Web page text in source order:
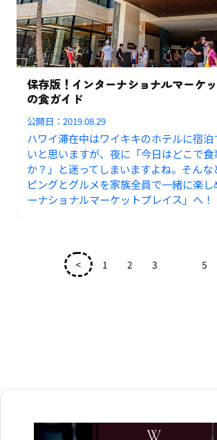
保存版！インターナショナルマーケ
の食ガイド
公開日：2019.08.29
ハワイ滞在中はワイキキのホテルに宿
いと思いますが、夜に「今日はどこで食
か？」と迷ってしまいますよね。そんな
ピングとグルメを家族全員で一緒に楽し
ーナショナルマーケットプレイス」へ！
< 1 2 3 5
広告